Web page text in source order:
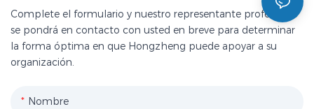
Complete el formulario y nuestro representante profesional
se pondrá en contacto con usted en breve para determinar
la forma óptima en que Hongzheng puede apoyar a su
organización.
Nombre